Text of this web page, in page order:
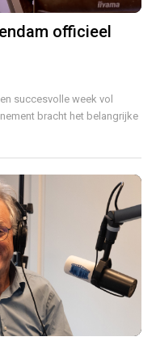
officieel
succesvolle week vol
bracht het belangrijke